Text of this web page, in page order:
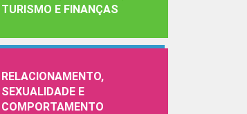
TURISMO E FINANÇAS
RELACIONAMENTO,
SEXUALIDADE E
COMPORTAMENTO